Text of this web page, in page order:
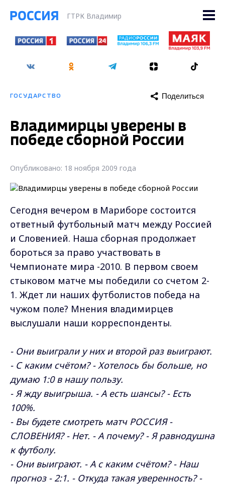
ГТРК Владимир
ГОСУДАРСТВО Поделиться
Владимирцы уверены в
победе сборной России
Опубликовано: 18 ноября 2009 года
Сегодня вечером в Мариборе состоится
ответный футбольный матч между Россией
и Словенией. Наша сборная продолжает
бороться за право участвовать в
Чемпионате мира -2010. В первом своем
стыковом матче мы победили со счетом 2-
1. Ждет ли наших футболистов победа на
чужом поле? Мнения владимирцев
выслушали наши корреспонденты.
- Они выиграли у них и второй раз выиграют.
- С каким счётом? - Хотелось бы больше, но
думаю 1:0 в нашу пользу.
- Я жду выигрыша. - А есть шансы? - Есть
100%.
- Вы будете смотреть матч РОССИЯ -
СЛОВЕНИЯ? - Нет. - А почему? - Я равнодушна
к футболу.
- Они выиграют. - А с каким счётом? - Наш
прогноз - 2:1. - Откуда такая уверенность? -